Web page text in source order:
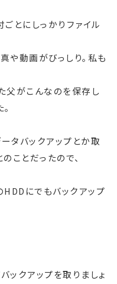
とにしっかりファイル
や動画がびっしり。私も
父がこんなのを保存し
タバックアップとか取
ことだったので、
HDDにでもバックアップ
ックアップを取りましょ